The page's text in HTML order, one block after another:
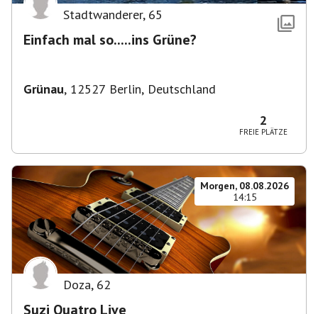
Stadtwanderer, 65
Einfach mal so.....ins Grüne?
Grünau, 12527 Berlin, Deutschland
2
FREIE PLÄTZE
Morgen, 08.08.2026
14:15
Doza, 62
Suzi Quatro Live